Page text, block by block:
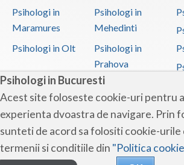
Psihologi in Bucuresti
Acest site foloseste cookie-uri pentru
experienta dvoastra de navigare. Prin
sunteti de acord sa folositi cookie-urile
termenii si conditiile din "Politica
Psihologi in
Maramures
Psihologi in
Mehedinti
Psihologi in Olt
Psihologi in
Prahova
Psihologi in Sibiu
Psihologi in
Suceava
Psihologi in Timis
Psihologi in Tulcea
Psihologi in Vaslui
Psihologi in